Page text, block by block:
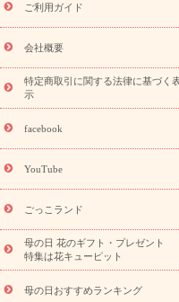
敬老の日におくる花ギフ
花ギフト・プレゼント特集
老の日 花鉢植えのギフト・
フト・プレゼント特集
敬
ペーン
映画『ウォーターガ
「きょう誕生日なんです」
誕生日フラワーギフト 誕
9月の誕
ら探す
お祝いの花特集
念日
結婚祝い 出産祝い
寿祝い
プチギフト ペッ
供え・お悔やみ商品一覧
ご利用ガイド
会社概要
特定商取引に関する法律に基づく
示
facebook
YouTube
ごっこランド
母の日 花のギフト・プレゼント
特集は花キューピット
母の日おすすめランキング